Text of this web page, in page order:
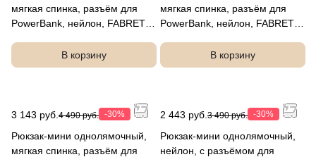
мягкая спинка, разъём для
PowerBank, нейлон, FABRETTI
В корзину
мягкая спинка, разъём для
PowerBank, нейлон, FABRETTI
В корзину
3 143 руб. 4 490 руб. -30%
Рюкзак-мини однолямочный,
мягкая спинка, разъём для
2 443 руб. 3 490 руб. -30%
Рюкзак-мини однолямочный,
нейлон, с разъёмом для